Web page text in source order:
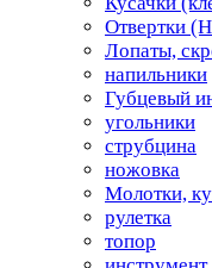
Отвертки
Лопаты,
напильники
Губцевый
угольники
струбцина
ножовка
Молотки,
рулетка
топор